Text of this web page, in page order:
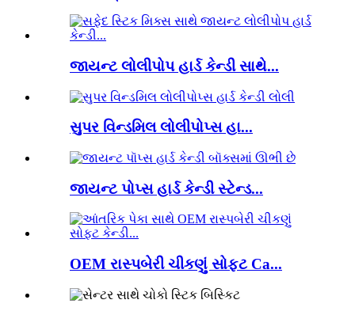
જાયન્ટ લોલીપોપ હાર્ડ કેન્ડી સાથે...
સુપર વિન્ડમિલ લોલીપોપ્સ હા...
જાયન્ટ પોપ્સ હાર્ડ કેન્ડી સ્ટેન્ડ...
OEM રાસ્પબેરી ચીકણું સોફ્ટ Ca...